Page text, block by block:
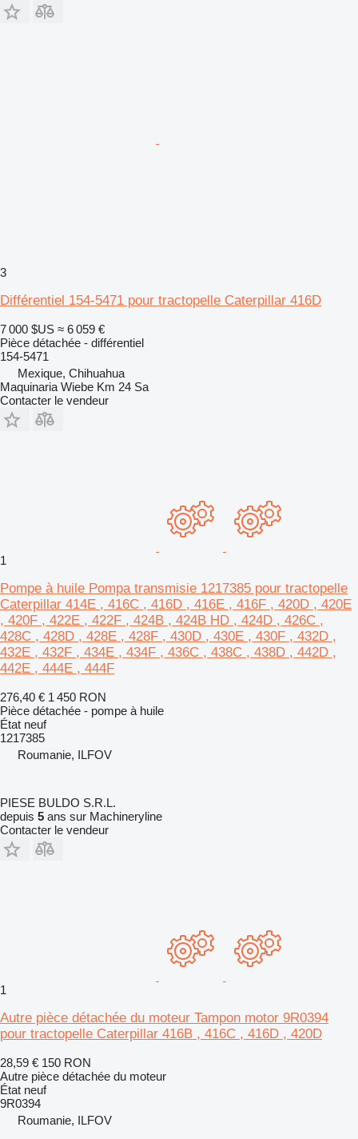
3
Différentiel 154-5471 pour tractopelle Caterpillar 416D
7 000 $US ≈ 6 059 €
Pièce détachée - différentiel
154-5471
Mexique, Chihuahua
Maquinaria Wiebe Km 24 Sa
Contacter le vendeur
1
Pompe à huile Pompa transmisie 1217385 pour tractopelle
Caterpillar 414E , 416C , 416D , 416E , 416F , 420D , 420E
, 420F , 422E , 422F , 424B , 424B HD , 424D , 426C ,
428C , 428D , 428E , 428F , 430D , 430E , 430F , 432D ,
432E , 432F , 434E , 434F , 436C , 438C , 438D , 442D ,
442E , 444E , 444F
276,40 € 1 450 RON
Pièce détachée - pompe à huile
État neuf
1217385
Roumanie, ILFOV
PIESE BULDO S.R.L.
depuis 5 ans sur Machineryline
Contacter le vendeur
1
Autre pièce détachée du moteur Tampon motor 9R0394
pour tractopelle Caterpillar 416B , 416C , 416D , 420D
28,59 € 150 RON
Autre pièce détachée du moteur
État neuf
9R0394
Roumanie, ILFOV